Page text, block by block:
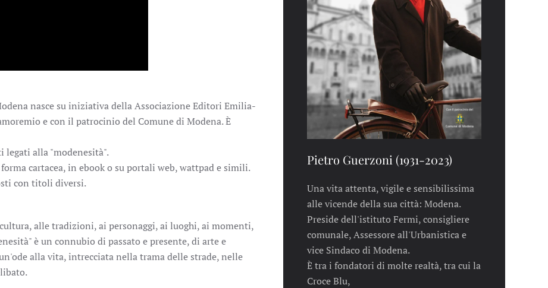
nasce su iniziativa della Associazione Editori Emilia-
e con il patrocinio del Comune di Modena. È
legati alla "modenesità".
cartacea, in ebook o su portali web, wattpad e simili.
con titoli diversi.
alle tradizioni, ai personaggi, ai luoghi, ai momenti,
è un connubio di passato e presente, di arte e
alla vita, intrecciata nella trama delle strade, nelle
Pietro Guerzoni (1931-2023)
Una vita attenta, vigile e sensibilissima
alle vicende della sua città: Modena.
Preside dell'istituto Fermi, consigliere
comunale, Assessore all'Urbanistica e
vice Sindaco di Modena.
È tra i fondatori di molte realtà, tra cui la
Croce Blu,